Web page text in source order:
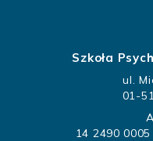
Szkoła
ul.
01-
14 2490